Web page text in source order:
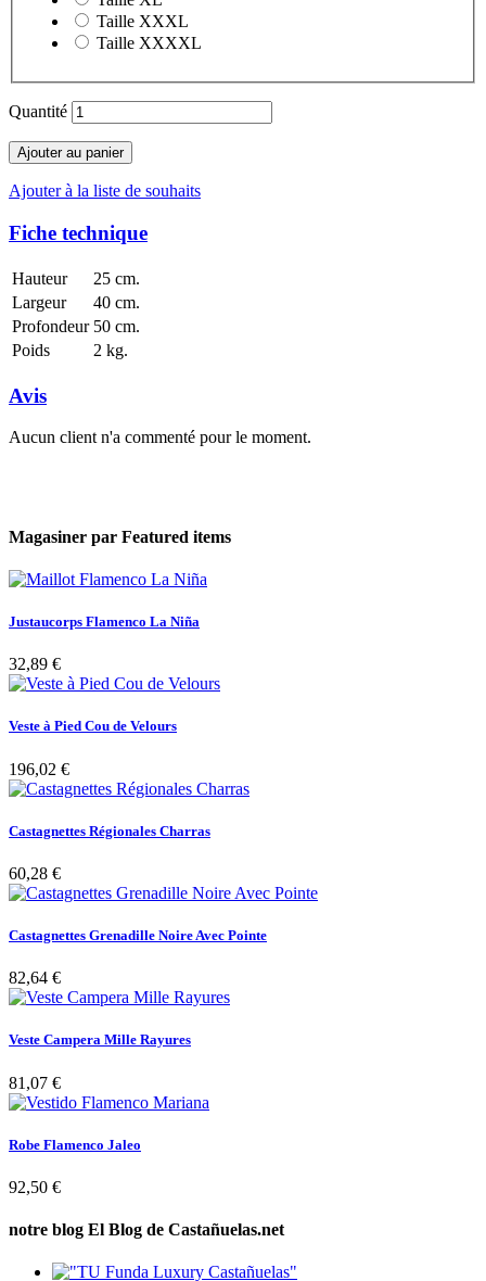
Taille XXXL
Taille XXXXL
Quantité
Ajouter au panier
Ajouter à la liste de souhaits
Fiche technique
Hauteur
25 cm.
Largeur
40 cm.
Profondeur 50 cm.
Poids
2 kg.
Avis
Aucun client n'a commenté pour le moment.
Magasiner par Featured items
Justaucorps Flamenco La Niña
32,89 €
Veste à Pied Cou de Velours
196,02 €
Castagnettes Régionales Charras
60,28 €
Castagnettes Grenadille Noire Avec Pointe
82,64 €
Veste Campera Mille Rayures
81,07 €
Robe Flamenco Jaleo
92,50 €
notre blog El Blog de Castañuelas.net